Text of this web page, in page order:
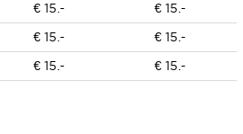
€ 15.-
€ 15.-
€ 15.-
€ 15.-
€ 15.- € 15.-